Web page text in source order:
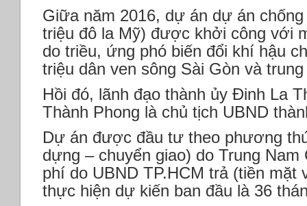
Giữa năm 2016, dự án dự án
triệu đô la Mỹ) được khởi công với
do triều, ứng phó biến đổi khí hậu
triệu dân ven sông Sài Gòn và
Hồi đó, lãnh đạo thành ủy Đinh La
Thành Phong là chủ tịch UBND
Dự án được đầu tư theo phương
dựng – chuyển giao) do Trung
phí do UBND TP.HCM trả (tiền mặt
thực hiện dự kiến ban đầu là 36